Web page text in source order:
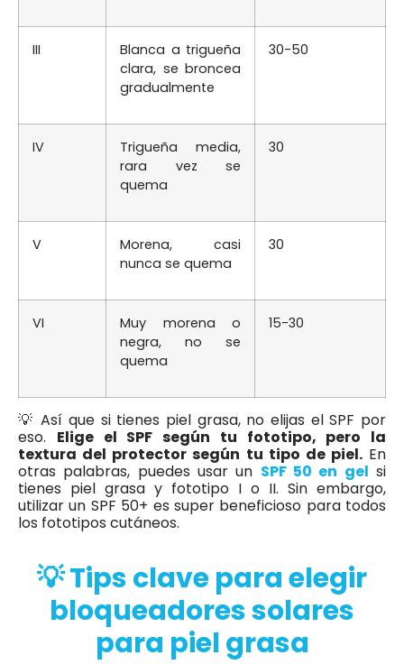
III
Blanca a trigueña
clara, se broncea
gradualmente
30-50
IV
Trigueña media,
rara vez se
quema
30
V
Morena, casi
nunca se quema
30
VI
Muy morena o
negra, no se
quema
15-30
💡 Así que si tienes piel grasa, no elijas el SPF por
eso. Elige el SPF según tu fototipo, pero la
textura del protector según tu tipo de piel.En
otras palabras, puedes usar un SPF 50 en gel si
tienes piel grasa y fototipo I o II. Sin embargo,
utilizar un SPF 50+ es super beneficioso para todos
los fototipos cutáneos.
💡 Tips clave para elegir
bloqueadores solares
para piel grasa